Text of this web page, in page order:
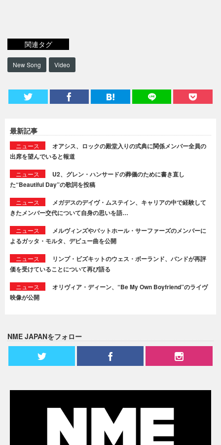
関連タグ
New Song Video
最新記事
ニュース
オアシス、ロックの殿堂入りの式典に関係メンバー全員の
出席を望んでいると報道
ニュース
U2、グレン・ハンサードの葬儀のために書き直し
た“Beautiful Day”の歌詞を投稿
ニュース
メガデスのデイヴ・ムステイン、キャリアの中で経験して
きたメンバー交代について自身の思いを語…
ニュース
メルヴィンズやバットホール・サーファーズのメンバーに
よるガッタ・モルタ、デビュー曲を公開
ニュース
リンプ・ビズキットのウェス・ボーランド、バンドが再評
価を受けていることについて再び語る
ニュース
オリヴィア・ディーン、“Be My Own Boyfriend”のライヴ
映像が公開
NME JAPANをフォロー